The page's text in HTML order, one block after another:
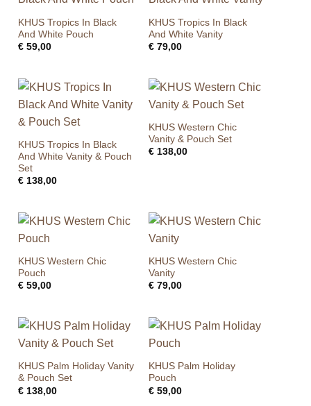
KHUS Tropics In Black
And White Pouch
€ 59,00
KHUS Tropics In Black
And White Vanity
€79,00
KHUS Tropics In Black
And White Vanity & Pouch
Set
€ 138,00
KHUS Western Chic
Vanity & Pouch Set
€138,00
KHUS Western Chic
Pouch
€ 59,00
KHUS Western Chic
Vanity
€79,00
KHUS Palm Holiday Vanity
& Pouch Set
€ 138,00
KHUS Palm Holiday
Pouch
€59,00